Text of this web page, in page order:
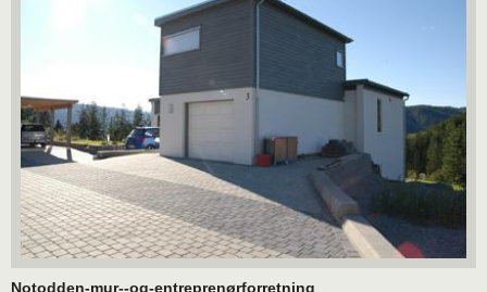
Notodden-mur--og-entreprenørforretning